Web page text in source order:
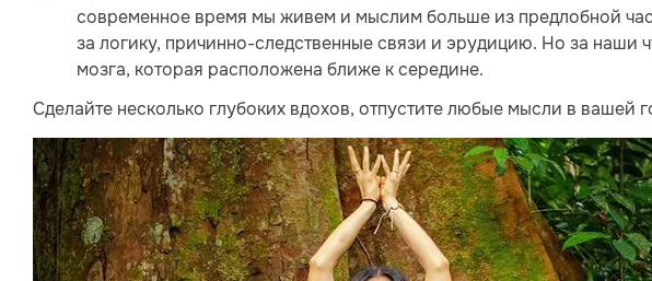
современное время мы живем и мыслим больше из предлобной
за логику, причинно-следственные связи и эрудицию. Но за наши
мозга, которая расположена ближе к середине.
Сделайте несколько глубоких вдохов, отпустите любые мысли в вашей